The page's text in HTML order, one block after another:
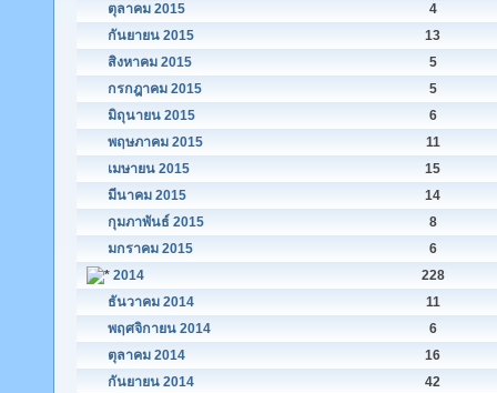
ตุลาคม 2015
4
กันยายน 2015
13
สิงหาคม 2015
5
กรกฎาคม 2015
5
มิถุนายน 2015
6
พฤษภาคม 2015
11
เมษายน 2015
15
มีนาคม 2015
14
กุมภาพันธ์ 2015
8
มกราคม 2015
6
2014
228
ธันวาคม 2014
11
พฤศจิกายน 2014
6
ตุลาคม 2014
16
กันยายน 2014
42